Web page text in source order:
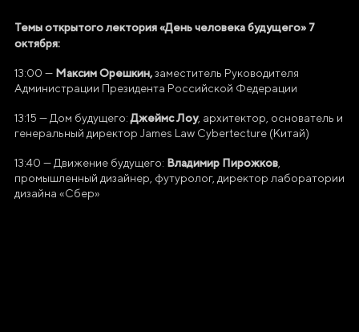
Темы открытого лектория «День человека будущего» 7
октября:
13:00 — Максим Орешкин,заместитель Руководителя
Администрации Президента Российской Федерации
13:15 — Дом будущего:Джеймс Лоу, архитектор, основатель и
генеральный директор James Law Cybertecture (Китай)
13:40 — Движение будущего: Владимир Пирожков
промышленный дизайнер, футуролог, директор лаборатории
дизайна «Сбер»